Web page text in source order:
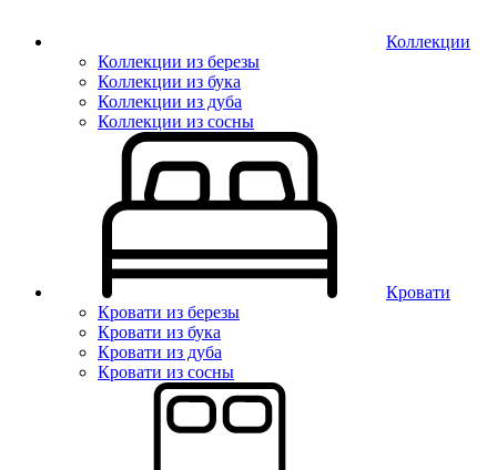
Коллекции
Коллекции из березы
Коллекции из бука
Коллекции из дуба
Коллекции из сосны
Кровати
Кровати из березы
Кровати из бука
Кровати из дуба
Кровати из сосны